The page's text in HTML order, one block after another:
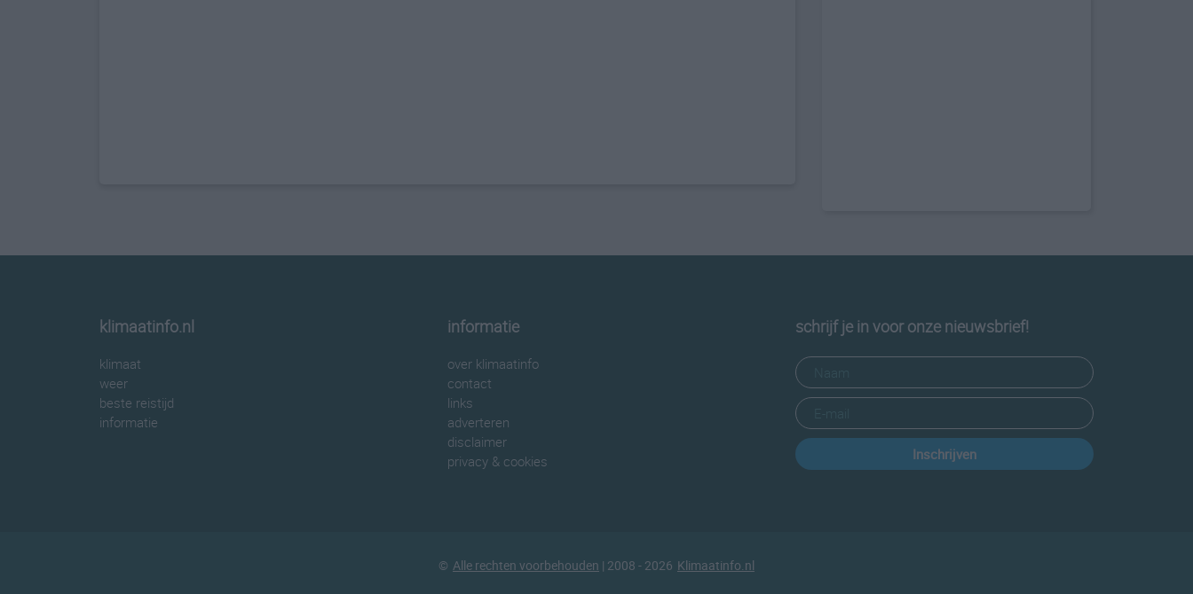
klimaatinfo.nl
klimaat
weer
beste reistijd
informatie
informatie
over klimaatinfo
contact
links
adverteren
disclaimer
privacy & cookies
schrijf je in voor onze nieuwsbrief!
Inschrijven
© Alle rechten voorbehouden | 2008 - 2026 Klimaatinfo.nl